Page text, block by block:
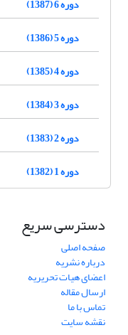
دوره 6 (1387)
دوره 5 (1386)
دوره 4 (1385)
دوره 3 (1384)
دوره 2 (1383)
دوره 1 (1382)
دسترسی سریع
صفحه اصلی
درباره نشریه
اعضای هیات تحریریه
ارسال مقاله
تماس با ما
نقشه سایت